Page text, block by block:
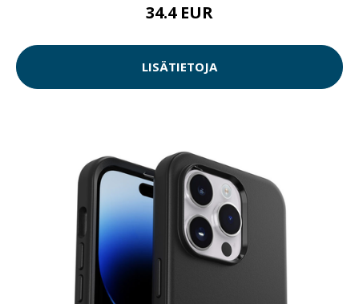
34.4 EUR
LISÄTIETOJA